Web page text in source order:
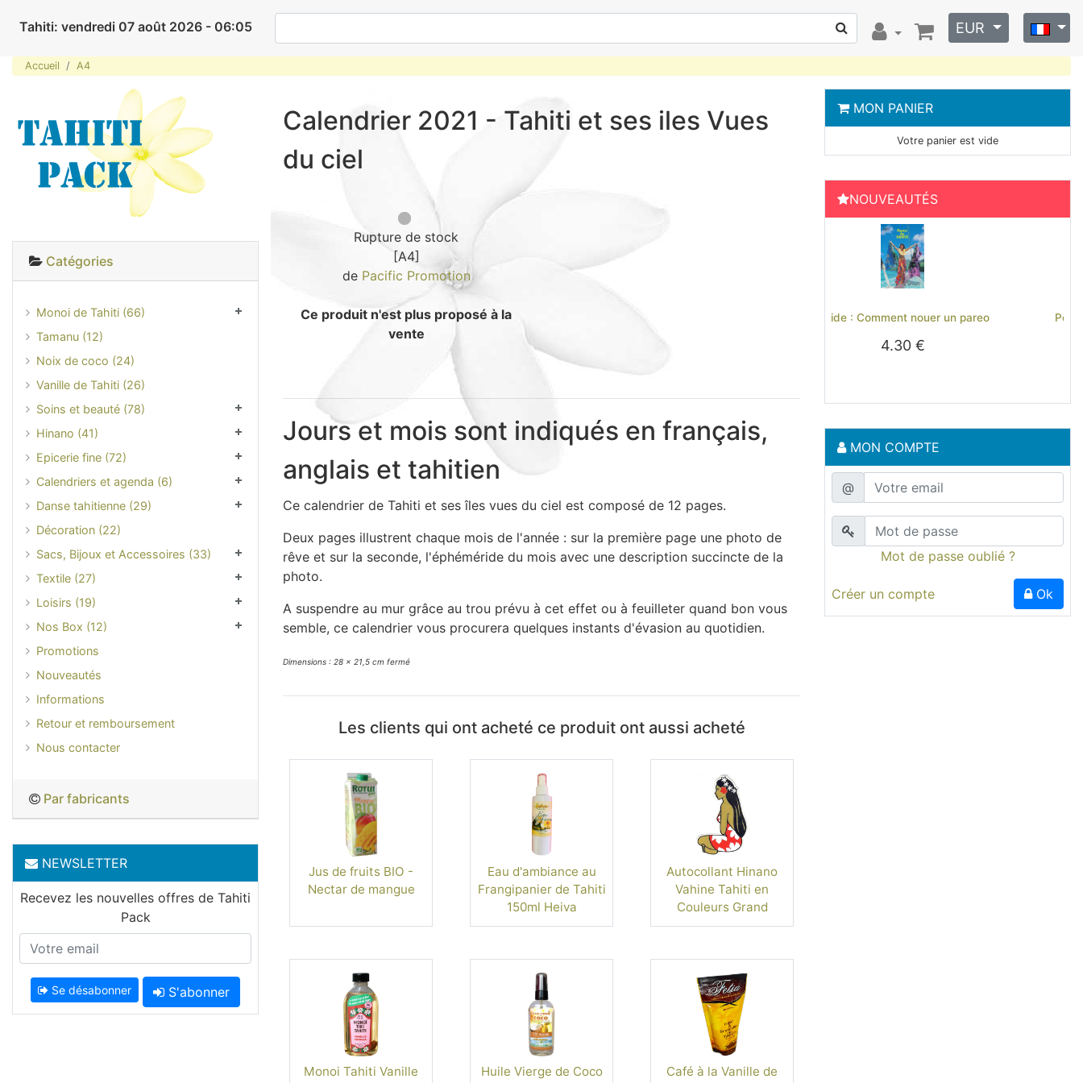
Tahiti: vendredi 07 août 2026 - 06:05 EUR
Accueil A4
Calendrier 2021 - Tahiti et ses iles Vues
du ciel
Rupture de stock
[A4]
de Pacific Promotion
Ce produit n'est plus proposé à la
vente
Jours et mois sont indiqués en français,
anglais et tahitien
Ce calendrier de Tahiti et ses îles vues du ciel est composé de 12 pages.
Deux pages illustrent chaque mois de l'année : sur la première page une photo de
rêve et sur la seconde, l'éphéméride du mois avec une description succincte de la
photo.
A suspendre au mur grâce au trou prévu à cet effet ou à feuilleter quand bon vous
semble, ce calendrier vous procurera quelques instants d'évasion au quotidien.
Dimensions : 28 x 21,5 cm fermé
Les clients qui ont acheté ce produit ont aussi acheté
Jus de fruits BIO -
Nectar de mangue
Eau d'ambiance au
Frangipanier de Tahiti
150ml Heiva
Autocollant Hinano
Vahine Tahiti en
Couleurs Grand
Format
Monoi Tahiti Vanille
Huile Vierge de Coco
Café à la Vanille de
Catégories
Monoi de Tahiti (66)
Tamanu (12)
Noix de coco (24)
Vanille de Tahiti (26)
Soins et beauté (78)
Hinano (41)
Epicerie fine (72)
Calendriers et agenda (6)
Danse tahitienne (29)
Décoration (22)
Sacs, Bijoux et Accessoires (33)
Textile (27)
Loisirs (19)
Nos Box (12)
Promotions
Nouveautés
Informations
Retour et remboursement
Nous contacter
Par fabricants
NEWSLETTER
Recevez les nouvelles offres de Tahiti
Pack
Se désabonner S'abonner
MON PANIER
Votre panier est vide
NOUVEAUTÉS
Polo brodé Hinano Tahiti - Noir
29.00 €
Previous Next
MON COMPTE
@
Mot de passe oublié ?
Créer un compte Ok